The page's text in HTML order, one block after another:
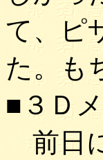
て、ピ
た。も
■３Ｄ
前日